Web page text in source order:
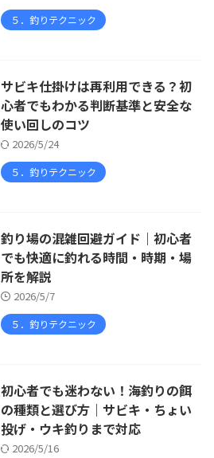
５．釣りテクニック
サビキ仕掛けは再利用できる？初
心者でもわかる判断基準と安全な
使い回しのコツ
2026/5/24
５．釣りテクニック
釣り場の混雑回避ガイド｜初心者
でも快適に釣れる時間・時期・場
所を解説
2026/5/7
５．釣りテクニック
初心者でも迷わない！海釣りの餌
の種類と選び方｜サビキ・ちょい
投げ・ウキ釣りまで対応
2026/5/16